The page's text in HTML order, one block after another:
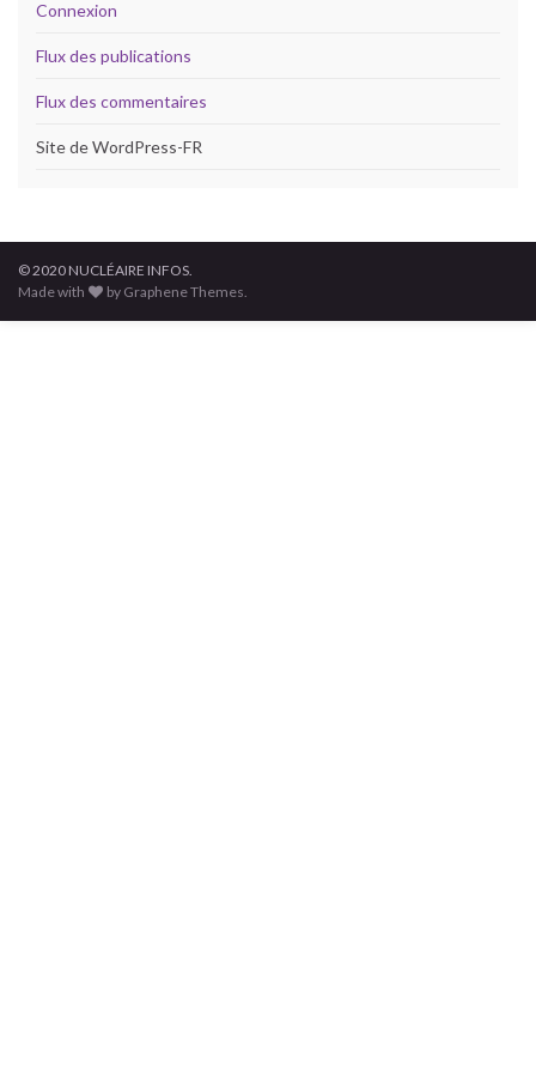
Connexion
Flux des publications
Flux des commentaires
Site de WordPress-FR
© 2020 NUCLÉAIRE INFOS.
Made with
by Graphene Themes.